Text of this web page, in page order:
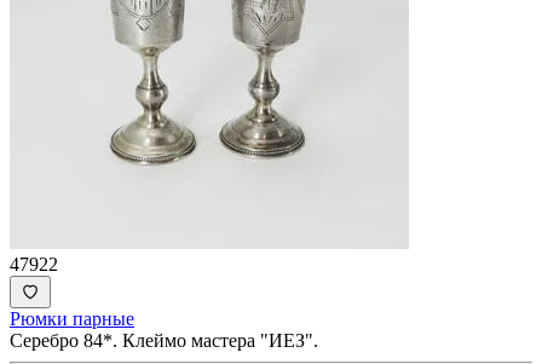
47922
Рюмки парные
Серебро 84*. Клеймо мастера "ИЕЗ".